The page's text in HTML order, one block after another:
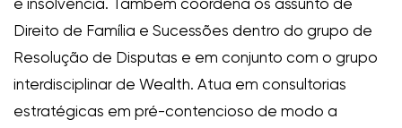
e insolvência. Também coordena os assunto de
Direito de Família e Sucessões dentro do grupo de
Resolução de Disputas e em conjunto com o grupo
interdisciplinar de Wealth. Atua em consultorias
estratégicas em pré-contencioso de modo a